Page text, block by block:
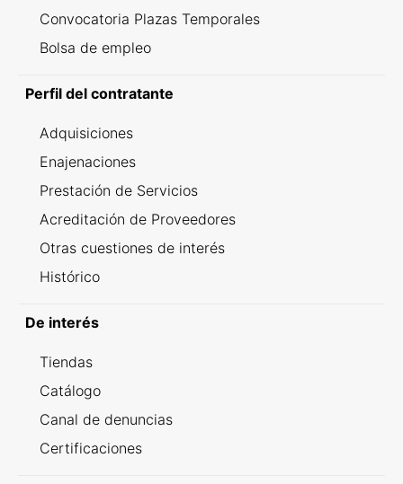
Convocatoria Plazas Temporales
Bolsa de empleo
Perfil del contratante
Adquisiciones
Enajenaciones
Prestación de Servicios
Acreditación de Proveedores
Otras cuestiones de interés
Histórico
De interés
Tiendas
Catálogo
Canal de denuncias
Certificaciones